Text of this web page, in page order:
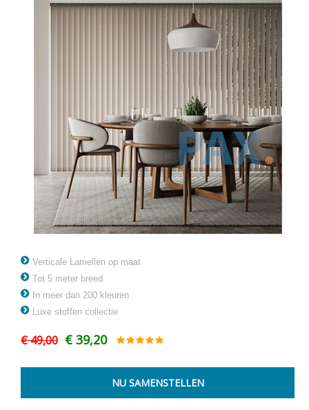
Verticale Lamellen op maat
Tot 5 meter breed
In meer dan 200 kleuren
Luxe stoffen collectie
€ 49,00 € 39,20